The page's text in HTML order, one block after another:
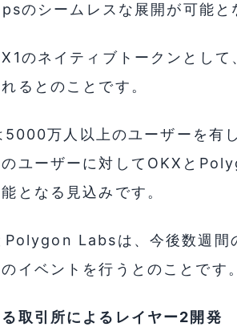
のシームレスな展開が可能と
X1のネイティブトークンとし
るとのことです。
5000万人以上のユーザーを有
のユーザーに対してOKXと
となる見込みです。
Polygon Labsは、今後数週間
イベントを行うとのことです。
取引所によるレイヤー2開発